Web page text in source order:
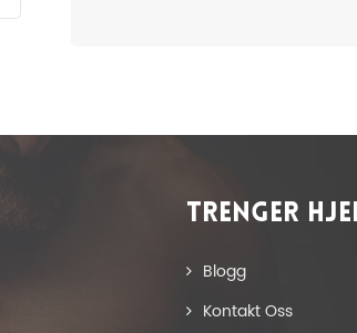
TRENGER
Blogg
Kontakt Oss